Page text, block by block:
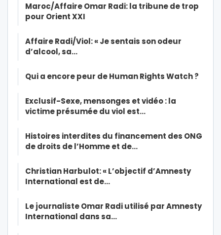
Maroc/Affaire Omar Radi: la tribune de trop
pour Orient XXI
Affaire Radi/Viol: « Je sentais son odeur
d’alcool, sa…
Qui a encore peur de Human Rights Watch ?
Exclusif-Sexe, mensonges et vidéo : la
victime présumée du viol est…
Histoires interdites du financement des ONG
de droits de l’Homme et de…
Christian Harbulot: « L’objectif d’Amnesty
International est de…
Le journaliste Omar Radi utilisé par Amnesty
International dans sa…